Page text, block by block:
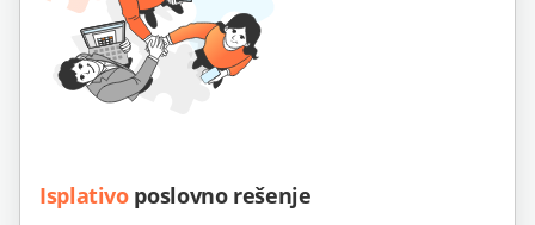
Isplativoposlovno rešenje